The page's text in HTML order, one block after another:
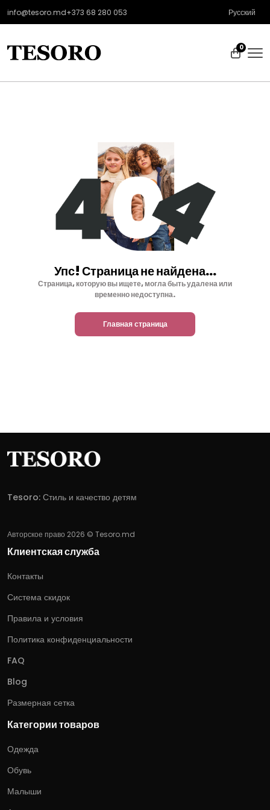
info@tesoro.md+373 68 280 053 Русский
0
Упс! Страница не найдена...
Страница, которую вы ищете, могла быть удалена или
временно недоступна.
Главная страница
Tesoro: Стиль и качество детям
Авторское право 2026 © Tesoro.md
Клиентская служба
Контакты
Система скидок
Правила и условия
Политика конфиденциальности
FAQ
Blog
Размерная сетка
Категории товаров
Одежда
Обувь
Малыши